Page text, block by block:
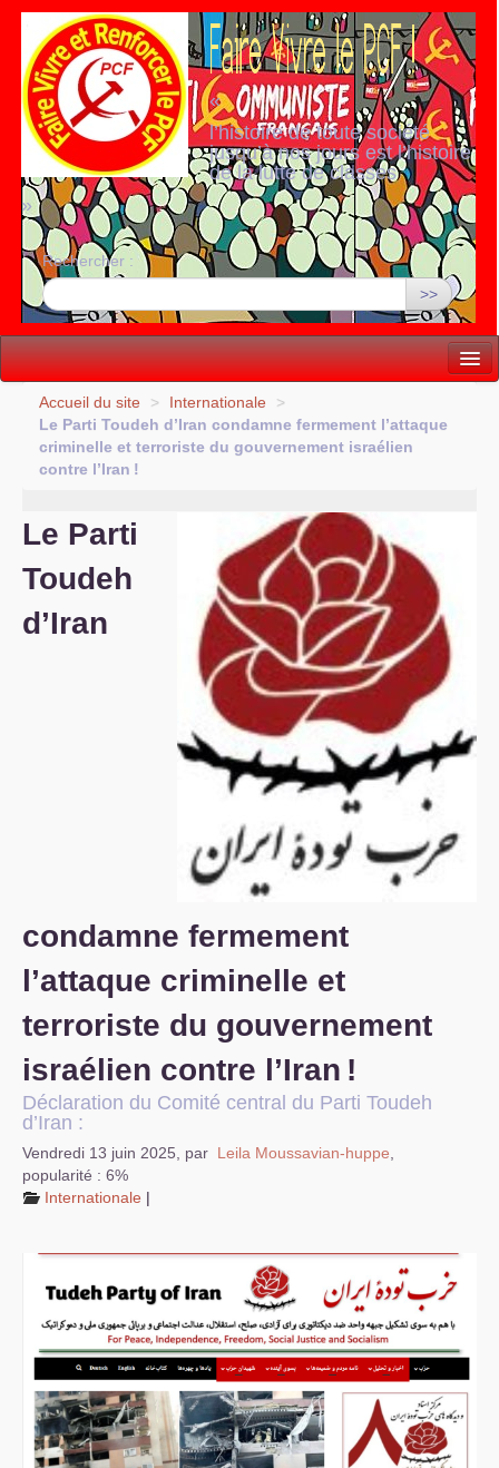
«
l’histoire de toute société
jusqu’à nos jours est l’histoire
de la lutte de classes
»
Rechercher :
>>
Vie politique
Lutter, Unir...
S’organiser
Comprendre...
Vie du site
Accueil du site > Internationale
>
Le Parti Toudeh d’Iran condamne fermement l’attaque
criminelle et terroriste du gouvernement israélien
contre l’Iran !
Le Parti
Toudeh
d’Iran
condamne fermement
l’attaque criminelle et
terroriste du gouvernement
israélien contre l’Iran !
Déclaration du Comité central du Parti Toudeh
d’Iran :
Vendredi 13 juin 2025 par Leila Moussavian-huppe
popularité : 6%
Internationale |